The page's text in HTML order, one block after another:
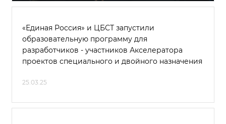
«Единая Россия» и ЦБСТ запустили
образовательную программу для
разработчиков - участников Акселератора
проектов специального и двойного назначения
25.03.25